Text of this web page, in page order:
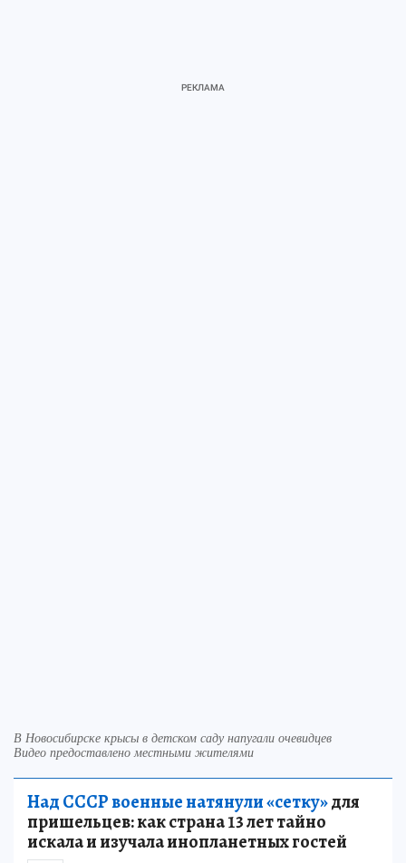
В Новосибирске крысы в детском саду напугали очевидцев
Видео предоставлено местными жителями
Над СССР военные натянули «сетку»для
пришельцев: как страна 13 лет тайно
искала и изучала инопланетных гостей